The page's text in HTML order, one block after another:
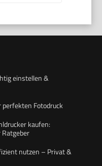
einstellen &
Fotodruck
kaufen:
nutzen – Privat &